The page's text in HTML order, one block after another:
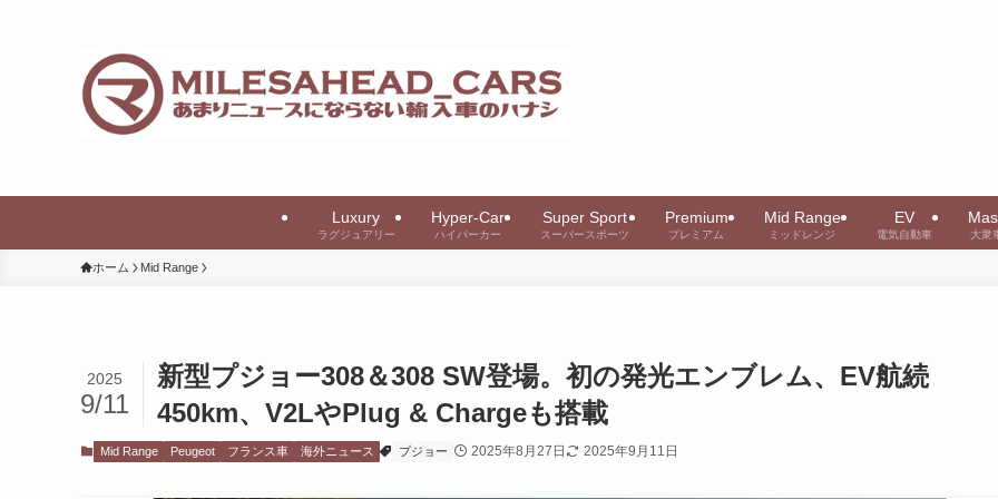
Luxury
ラグジュアリー
Hyper-Car
ハイパーカー
Super Sport
スーパースポーツ
Premium
プレミアム
Mid Range
ミッドレンジ
EV
電気自動車 大衆
ホーム Mid Range
新型プジョー308＆308 SW登場。初の発光エンブレム、EV航続
450km、V2LやPlug & Chargeも搭載
2025
9/11
Mid Range Peugeot フランス車 海外ニュース プジョー 2025年8月27日 2025年9月11日